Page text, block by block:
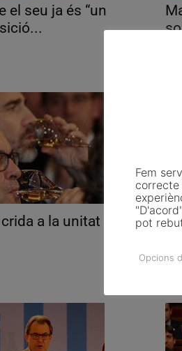
el seu ja és “un
a la unitat
Fem
pot
Opcions